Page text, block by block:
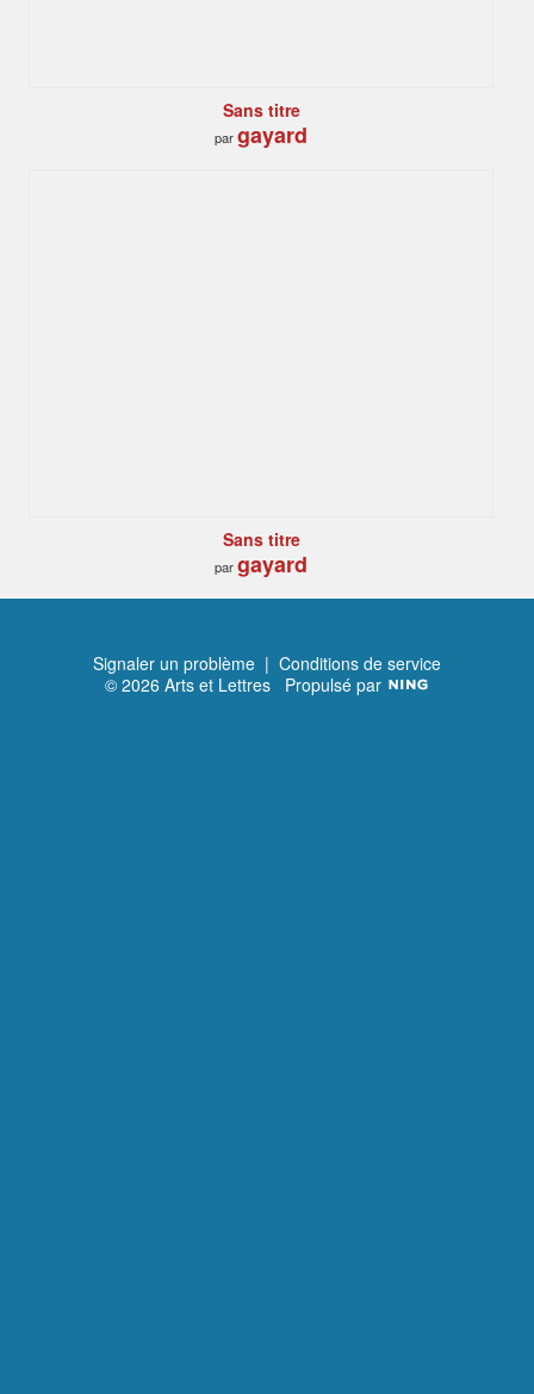
Sans titre
pargayard
Sans titre
pargayard
Signaler un problème | Conditions de service
© 2026 Arts et Lettres Propulsé par